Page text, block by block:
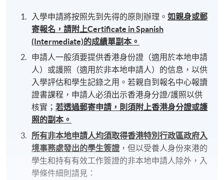
入學申請將按照先到先得的原則辦理。如親身或郵
寄報名，請附上Certificate in Spanish
(Intermediate)的成績單副本。
申請人一般須要提供香港身份證（適用於本地申請
人）或護照（適用於非本地申請人）的信息，以供
入學評估和學生記錄之用。若親自到報名中心報讀
證書課程，申請人必須出示香港身分證/護照以供
核實；若透過郵寄申請，則須附上香港身分證或護
照的副本。
所有非本地申請人均須取得香港特別行政區政府入
境事務處發出的學生簽證 ，但以受養人身份來港的
學生和持有有效工作簽證的非本地申請人除外，入
學條件細則請見：